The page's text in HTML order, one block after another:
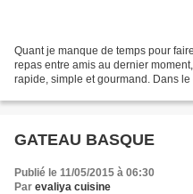
Quant je manque de temps pour
repas entre amis au dernier
rapide, simple et gourmand. Dans
GATEAU BASQUE
Publié le 11/05/2015 à 06:30
Par evaliya cuisine